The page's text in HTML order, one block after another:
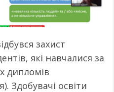
захист
які навчалися за
дипломів
Здобувачі освіти